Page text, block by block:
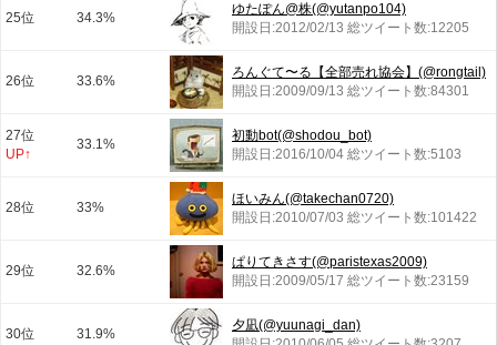
25位 34.3%
ゆたぽん@株(@yutanpo104)
開設日:2012/02/13 総ツイート数:12205
26位 33.6%
ろんぐて〜る【全部売れ協会】(@rongtail)
開設日:2009/09/13 総ツイート数:84301
27位
UP↑
33.1%
初動bot(@shodou_bot)
開設日:2016/10/04 総ツイート数:5103
28位 33%
ほいみん(@takechan0720)
開設日:2010/07/03 総ツイート数:101422
29位 32.6%
ぱりてきさす(@paristexas2009)
開設日:2009/05/17 総ツイート数:23159
30位 31.9%
夕凪(@yuunagi_dan)